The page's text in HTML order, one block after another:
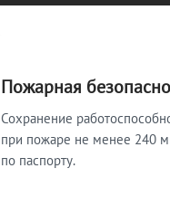
Пожарная
Сохранение
при пожаре не менее 240
по паспорту.